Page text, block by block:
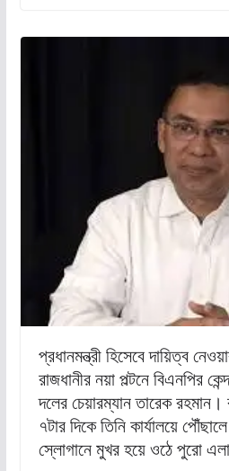
প্রধানমন্ত্রী হিসেবে দায়িত্ব
রাজধানীর নয়া পল্টনে বিএনপির
দলের চেয়ারম্যান তারেক রহমান।
৭টার দিকে তিনি কার্যালয়ে
স্লোগানে মুখর হয়ে ওঠে পুরো